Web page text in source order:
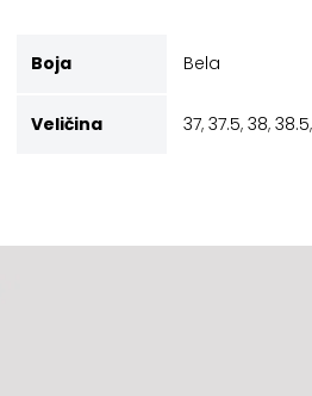
Boja Bela
Veličina 37, 37.5, 38, 38.5,